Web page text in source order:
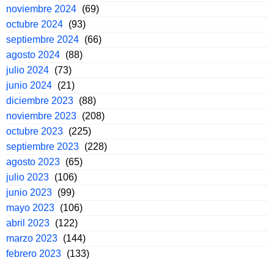
noviembre 2024 (69)
octubre 2024 (93)
septiembre 2024 (66)
agosto 2024 (88)
julio 2024 (73)
junio 2024 (21)
diciembre 2023 (88)
noviembre 2023 (208)
octubre 2023 (225)
septiembre 2023 (228)
agosto 2023 (65)
julio 2023 (106)
junio 2023 (99)
mayo 2023 (106)
abril 2023 (122)
marzo 2023 (144)
febrero 2023 (133)